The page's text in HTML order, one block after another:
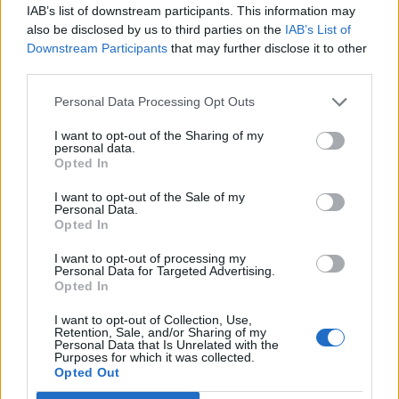
IAB’s list of downstream participants. This information may
also be disclosed by us to third parties on the IAB’s List of
Downstream Participants that may further disclose it to other
Personal Data Processing Opt Outs
I want to opt-out of the Sharing of my
personal data.
Opted In
I want to opt-out of the Sale of my
Personal Data.
Opted In
I want to opt-out of processing my
Personal Data for Targeted Advertising.
Opted In
I want to opt-out of Collection, Use,
Retention, Sale, and/or Sharing of my
Personal Data that Is Unrelated with the
Purposes for which it was collected.
Opted Out
Ob povečanem številu podtaknjenih
požarov pozivi občanom k takojšnjemu
Pred nami vroč četrtek, v petek
osvežitev
posameznik kazensko odgovoren za javno spodbujanje
sovraštva, nasilja ali nestrpnosti. Komentarji z žaljivimi,
rasističnimi, diskriminatornimi ali nezakonitimi vsebinami
bodo odstranjeni.